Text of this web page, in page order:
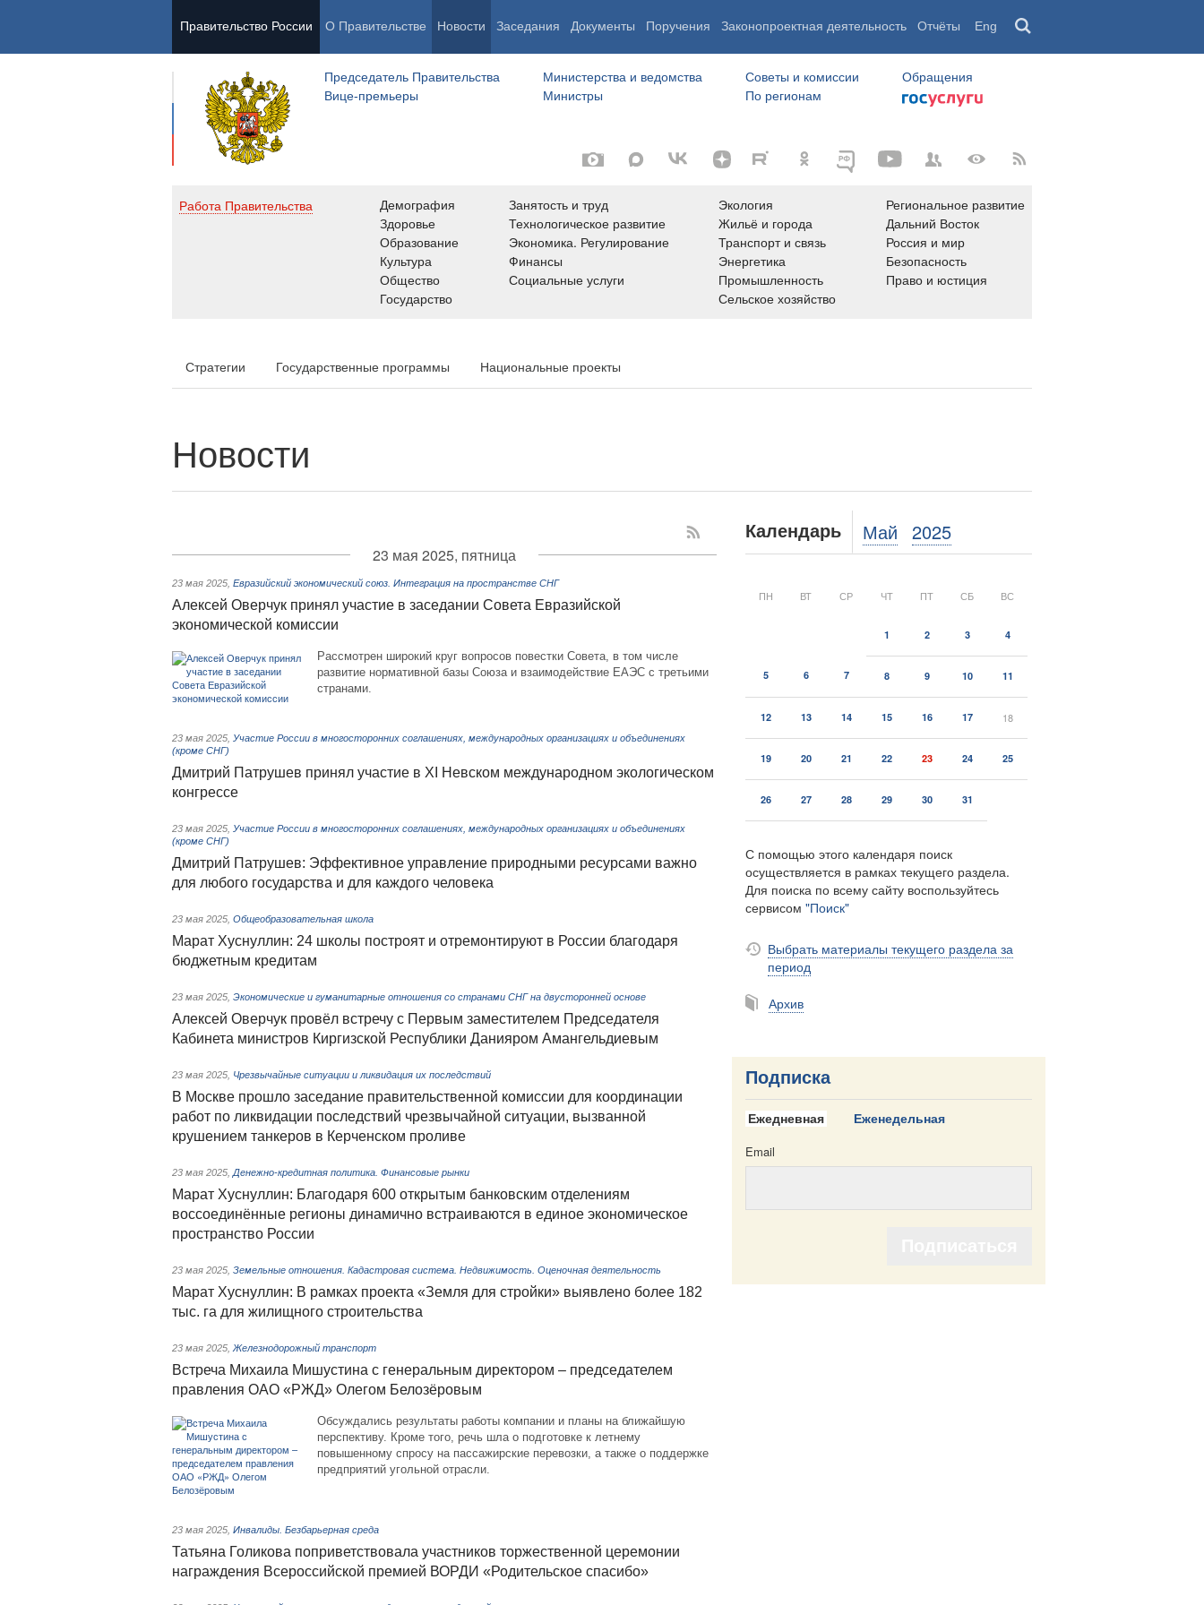
Правительство России О Правительстве Новости Заседания Документы Поручения Законопроектная деятельность Отчёты Eng
Председатель Правительства
Вице-премьеры
Министерства и ведомства
Министры
Советы и комиссии
По регионам
Обращения
Работа Правительства
Демография
Здоровье
Образование
Культура
Общество
Государство
Занятость и труд
Технологическое развитие
Экономика. Регулирование
Финансы
Социальные услуги
Экология
Жильё и города
Транспорт и связь
Энергетика
Промышленность
Сельское хозяйство
Региональное развитие
Дальний Восток
Россия и мир
Безопасность
Право и юстиция
Стратегии Государственные программы Национальные проекты
Новости
23 мая 2025, пятница
23 мая 2025 Евразийский экономический союз. Интеграция на пространстве СНГ
Алексей Оверчук принял участие в заседании Совета Евразийской
экономической комиссии
Рассмотрен широкий круг вопросов повестки Совета, в том числе
развитие нормативной базы Союза и взаимодействие ЕАЭС с третьими
странами.
23 мая 2025 Участие России в многосторонних соглашениях, международных организациях и объединениях
(кроме СНГ)
Дмитрий Патрушев принял участие в XI Невском международном экологическом
конгрессе
23 мая 2025 Участие России в многосторонних соглашениях, международных организациях и объединениях
(кроме СНГ)
Дмитрий Патрушев: Эффективное управление природными ресурсами важно
для любого государства и для каждого человека
23 мая 2025 Общеобразовательная школа
Марат Хуснуллин: 24 школы построят и отремонтируют в России благодаря
бюджетным кредитам
23 мая 2025 Экономические и гуманитарные отношения со странами СНГ на двусторонней основе
Алексей Оверчук провёл встречу с Первым заместителем Председателя
Кабинета министров Киргизской Республики Данияром Амангельдиевым
23 мая 2025 Чрезвычайные ситуации и ликвидация их последствий
В Москве прошло заседание правительственной комиссии для координации
работ по ликвидации последствий чрезвычайной ситуации, вызванной
крушением танкеров в Керченском проливе
23 мая 2025 Денежно-кредитная политика. Финансовые рынки
Марат Хуснуллин: Благодаря 600 открытым банковским отделениям
воссоединённые регионы динамично встраиваются в единое экономическое
пространство России
23 мая 2025 Земельные отношения. Кадастровая система. Недвижимость. Оценочная деятельность
Марат Хуснуллин: В рамках проекта «Земля для стройки» выявлено более 182
тыс. га для жилищного строительства
23 мая 2025 Железнодорожный транспорт
Встреча Михаила Мишустина с генеральным директором – председателем
правления ОАО «РЖД» Олегом Белозёровым
Обсуждались результаты работы компании и планы на ближайшую
перспективу. Кроме того, речь шла о подготовке к летнему
повышенному спросу на пассажирские перевозки, а также о поддержке
предприятий угольной отрасли.
23 мая 2025 Инвалиды. Безбарьерная среда
Татьяна Голикова поприветствовала участников торжественной церемонии
награждения Всероссийской премией ВОРДИ «Родительское спасибо»
Календарь Май 2025
ПН ВТ СР ЧТ ПТ СБ ВС
1 2 3 4
5 6 7 8 9 10 11
12 13 14 15 16 17 18
19 20 21 22 23 24 25
26 27 28 29 30 31
С помощью этого календаря поиск
осуществляется в рамках текущего раздела.
Для поиска по всему сайту воспользуйтесь
сервисом "Поиск"
Выбрать материалы текущего раздела за
период
Архив
Подписка
Ежедневная Еженедельная
Email